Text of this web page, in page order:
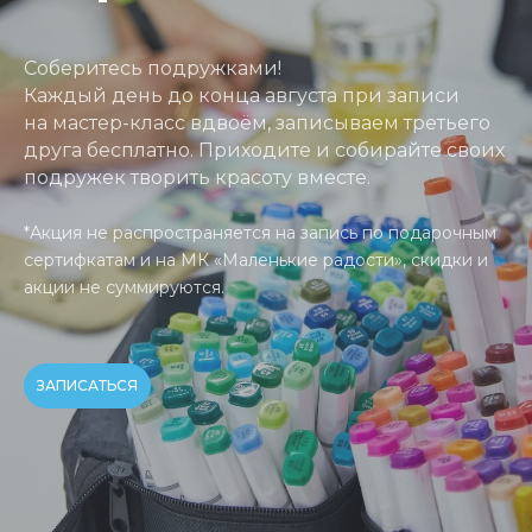
Соберитесь подружками!
Каждый день до конца августа при записи
на мастер-класс вдвоём, записываем третьего
друга бесплатно. Приходите и собирайте своих
подружек творить красоту вместе.
*Акция не распространяется на запись по подарочным
сертифкатами на МК «Маленькие радости», скидки и
акции не суммируются.
ЗАПИСАТЬСЯ